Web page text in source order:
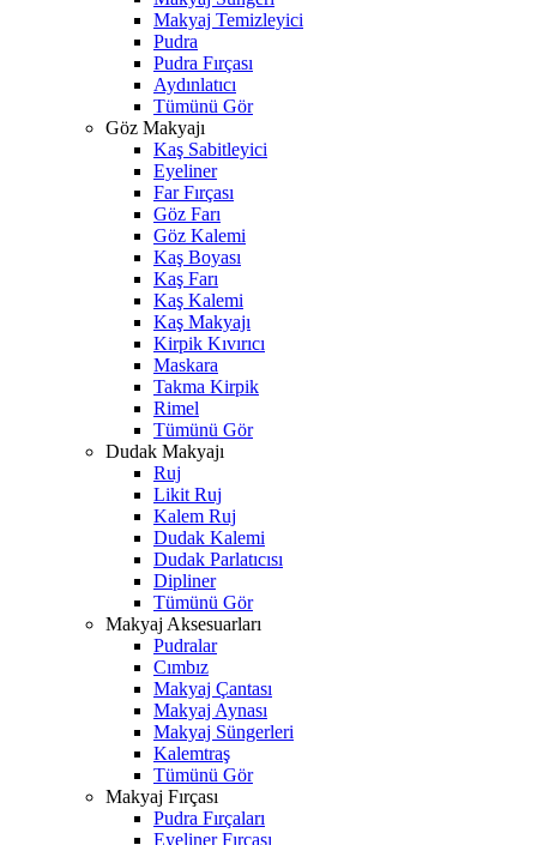
Makyaj Temizleyici
Pudra
Pudra Fırçası
Aydınlatıcı
Tümünü Gör
Göz Makyajı
Kaş Sabitleyici
Eyeliner
Far Fırçası
Göz Farı
Göz Kalemi
Kaş Boyası
Kaş Farı
Kaş Kalemi
Kaş Makyajı
Kirpik Kıvırıcı
Maskara
Takma Kirpik
Rimel
Tümünü Gör
Dudak Makyajı
Ruj
Likit Ruj
Kalem Ruj
Dudak Kalemi
Dudak Parlatıcısı
Dipliner
Tümünü Gör
Makyaj Aksesuarları
Pudralar
Cımbız
Makyaj Çantası
Makyaj Aynası
Makyaj Süngerleri
Kalemtraş
Tümünü Gör
Makyaj Fırçası
Pudra Fırçaları
Eyeliner Fırçası